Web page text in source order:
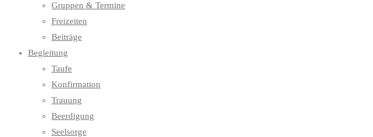
Gruppen & Termine
Freizeiten
Beiträge
Begleitung
Taufe
Konfirmation
Trauung
Beerdigung
Seelsorge